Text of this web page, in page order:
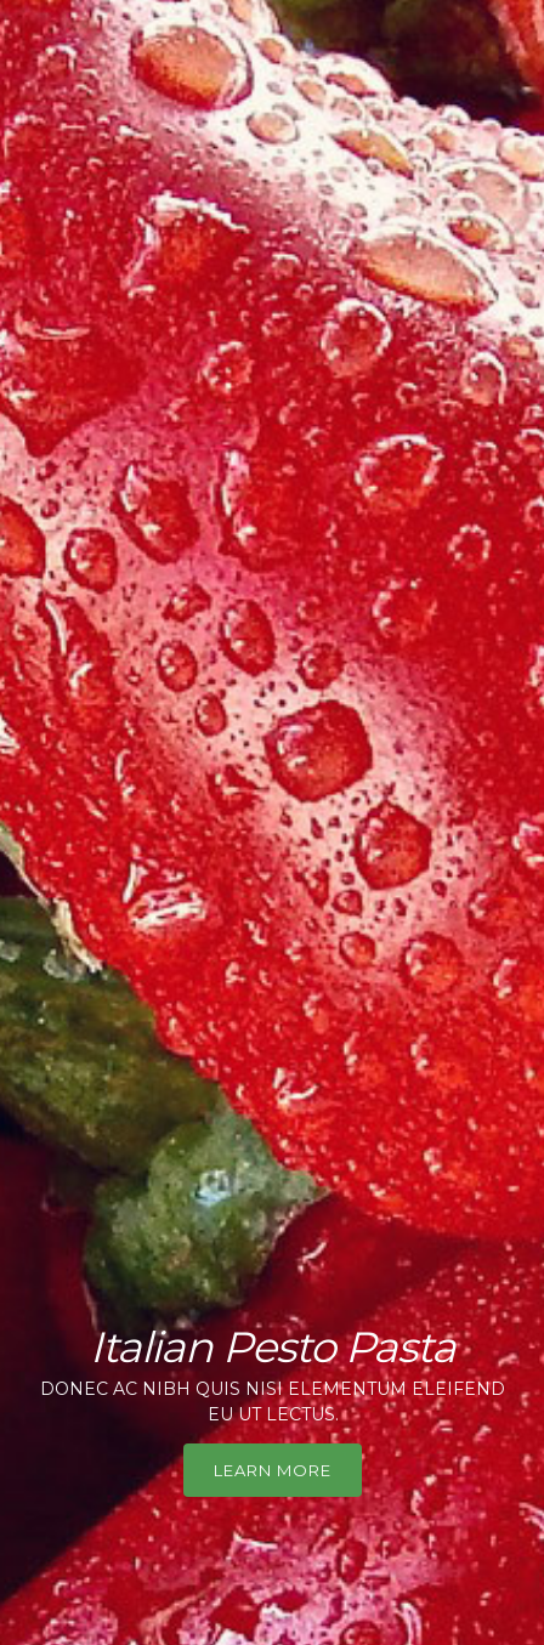
Italian Pesto Pasta
DONEC AC NIBH QUIS NISI ELEMENTUM ELEIFEND
EU UT LECTUS.
LEARN MORE